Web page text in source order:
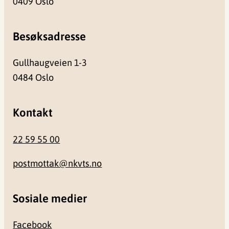
Besøksadresse
Gullhaugveien 1-3
0484 Oslo
Kontakt
22 59 55 00
postmottak@nkvts.no
Sosiale medier
Facebook